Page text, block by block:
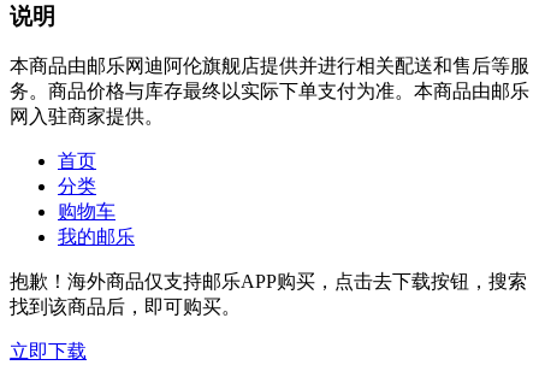
说明
本商品由邮乐网迪阿伦旗舰店提供并进行相关配送和售后等服
务。商品价格与库存最终以实际下单支付为准。本商品由邮乐
网入驻商家提供。
首页
分类
购物车
我的邮乐
抱歉！海外商品仅支持邮乐APP购买，点击去下载按钮，搜索
找到该商品后，即可购买。
立即下载